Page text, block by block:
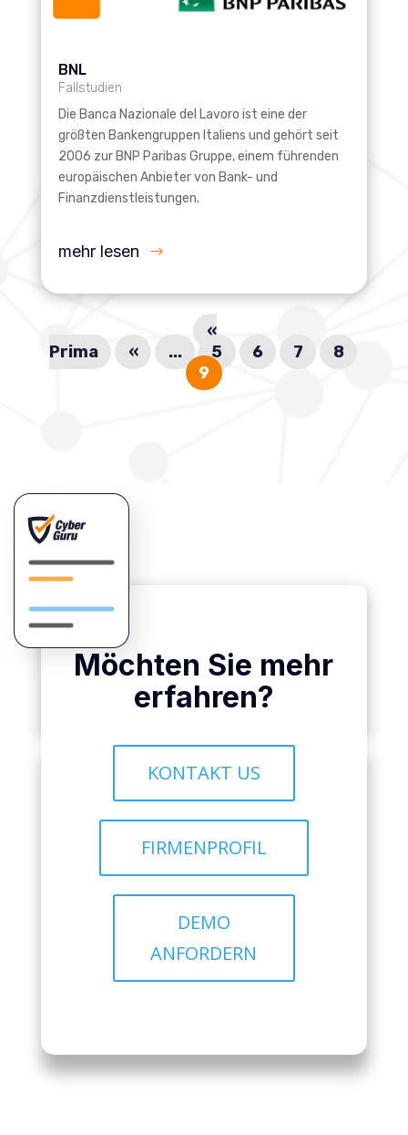
BNL
Fallstudien
Die Banca Nazionale del Lavoro ist eine der
größten Bankengruppen Italiens und gehört seit
2006 zur BNP Paribas Gruppe, einem führenden
europäischen Anbieter von Bank- und
Finanzdienstleistungen.
mehr lesen
«
Prima
« ... 5 6 7
8
9
Möchten Sie mehr
erfahren?
KONTAKT US
FIRMENPROFIL
DEMO
ANFORDERN